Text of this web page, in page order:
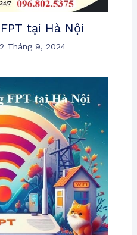
tại Hà Nội
Tháng 9, 2024